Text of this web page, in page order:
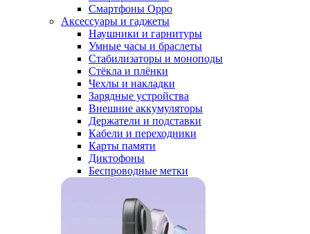
Смартфоны Oppo
Аксессуары и гаджеты
Наушники и гарнитуры
Умные часы и браслеты
Стабилизаторы и моноподы
Стёкла и плёнки
Чехлы и накладки
Зарядные устройства
Внешние аккумуляторы
Держатели и подставки
Кабели и переходники
Карты памяти
Диктофоны
Беспроводные метки